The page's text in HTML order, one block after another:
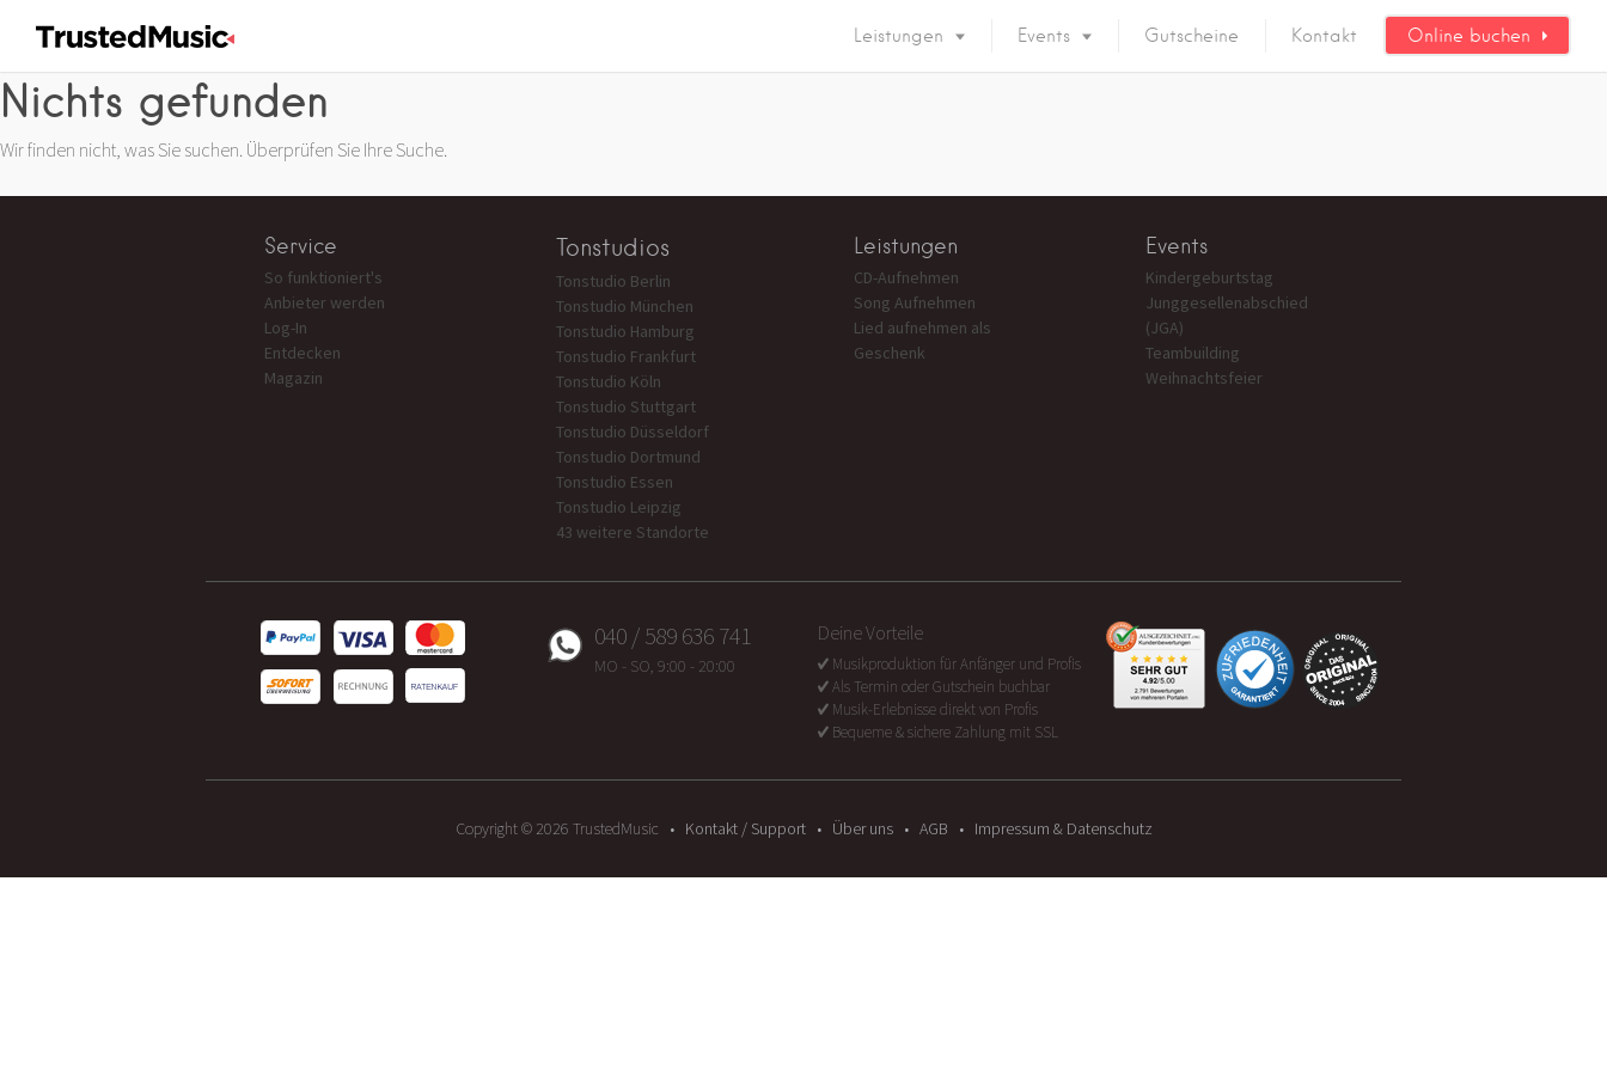
Leistungen Events Gutscheine Kontakt Online buchen
Nichts gefunden
Wir finden nicht, was Sie suchen. Überprüfen Sie Ihre Suche.
Service
So funktioniert's
Anbieter werden
Log-In
Entdecken
Magazin
Tonstudios
Tonstudio Berlin
Tonstudio München
Tonstudio Hamburg
Tonstudio Frankfurt
Tonstudio Köln
Tonstudio Stuttgart
Tonstudio Düsseldorf
Tonstudio Dortmund
Tonstudio Essen
Tonstudio Leipzig
43 weitere Standorte
Leistungen
CD-Aufnehmen
Song Aufnehmen
Lied aufnehmen als
Geschenk
Events
Kindergeburtstag
Junggesellenabschied
(JGA)
Teambuilding
Weihnachtsfeier
040 / 589 636 741
MO - SO, 9:00 - 20:00
Deine Vorteile
Musikproduktion für Anfänger und Profis
Als Termin oder Gutschein buchbar
Musik-Erlebnisse direkt von Profis
Bequeme & sichere Zahlung mit SSL
Copyright © 2026 TrustedMusic Kontakt / Support Über uns AGB Impressum & Datenschutz